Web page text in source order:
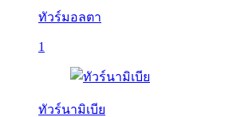
ทัวร์มอลตา
1
ทัวร์นามิเบีย